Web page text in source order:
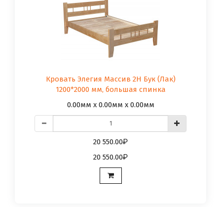
Кровать Элегия Массив 2Н Бук (Лак)
1200*2000 мм, большая спинка
0.00мм x 0.00мм x 0.00мм
20 550.00
20 550.00